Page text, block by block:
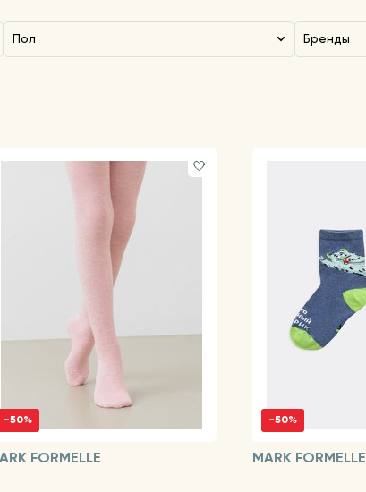
Пол Бренды
-50%
FORMELLE
-50%
MARK FORMELLE